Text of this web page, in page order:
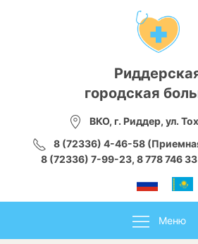
городская
ВКО, г. Риддер, ул.
8 (72336) 4-46-58
8 (72336) 7-99-23, 8 778 746
Меню